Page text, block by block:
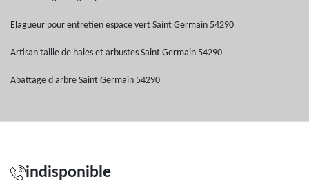
Elagueur pour entretien espace vert Saint Germain 54290
Artisan taille de haies et arbustes Saint Germain 54290
Abattage d'arbre Saint Germain 54290
indisponible